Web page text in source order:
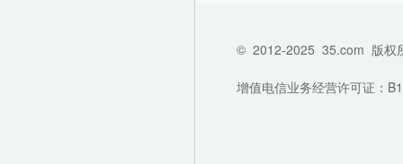
© 2012-2025 35.com 版权
增值电信业务经营许可证：